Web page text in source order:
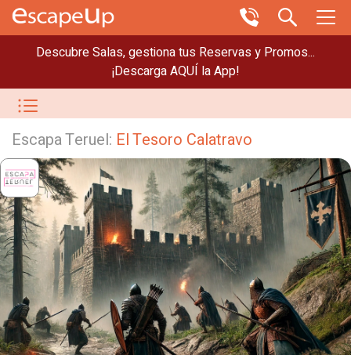
Descubre Salas, gestiona tus Reservas y Promos...
¡Descarga AQUÍ la App!
Escapa Teruel: El Tesoro Calatravo